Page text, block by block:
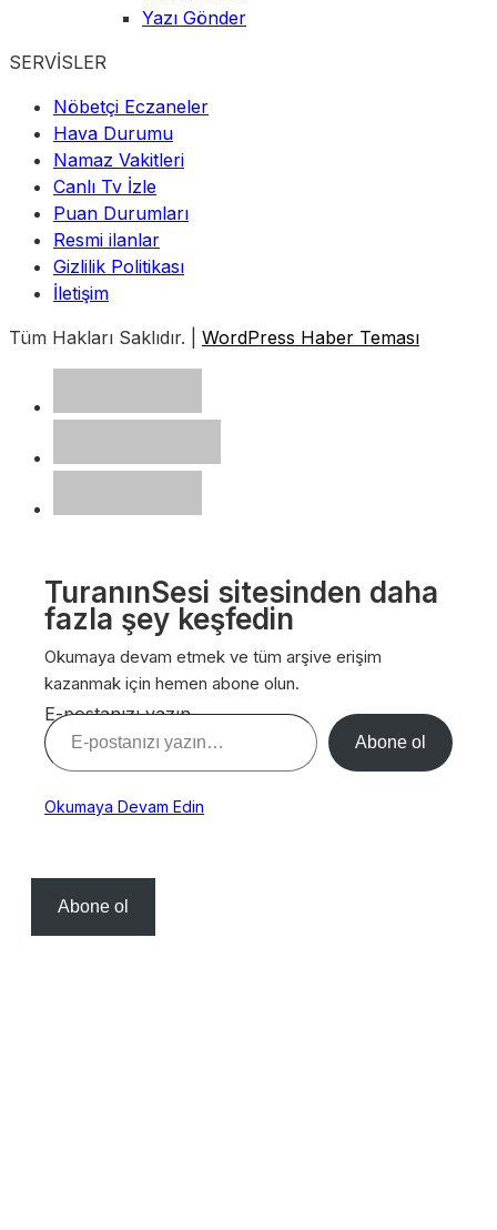
Yazı Gönder
SERVİSLER
Nöbetçi Eczaneler
Hava Durumu
Namaz Vakitleri
Canlı Tv İzle
Puan Durumları
Resmi ilanlar
Gizlilik Politikası
İletişim
Tüm Hakları Saklıdır. | WordPress Haber Teması
TuranınSesi sitesinden daha
fazla şey keşfedin
Okumaya devam etmek ve tüm arşive erişim
kazanmak için hemen abone olun.
E-postanızı yazın…
Abone ol
Okumaya Devam Edin
Abone ol